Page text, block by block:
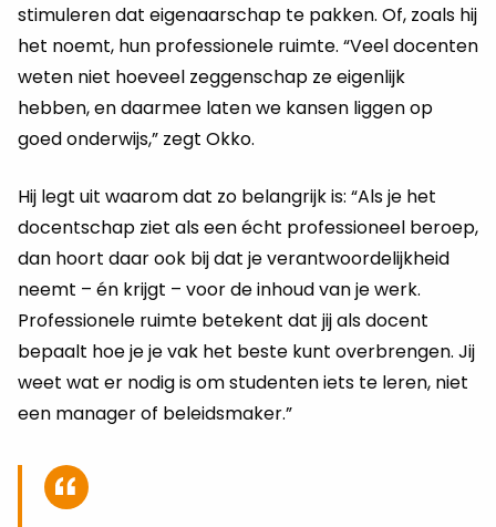
stimuleren dat eigenaarschap te pakken. Of, zoals hij
het noemt, hun professionele ruimte. “Veel docenten
weten niet hoeveel zeggenschap ze eigenlijk
hebben, en daarmee laten we kansen liggen op
goed onderwijs,” zegt Okko.
Hij legt uit waarom dat zo belangrijk is: “Als je het
docentschap ziet als een écht professioneel beroep,
dan hoort daar ook bij dat je verantwoordelijkheid
neemt – én krijgt – voor de inhoud van je werk.
Professionele ruimte betekent dat jij als docent
bepaalt hoe je je vak het beste kunt overbrengen. Jij
weet wat er nodig is om studenten iets te leren, niet
een manager of beleidsmaker.”